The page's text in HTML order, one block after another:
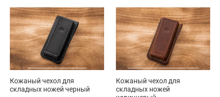
Кожаный чехол для
складных ножей черный
Кожаный чехол для
складных ножей